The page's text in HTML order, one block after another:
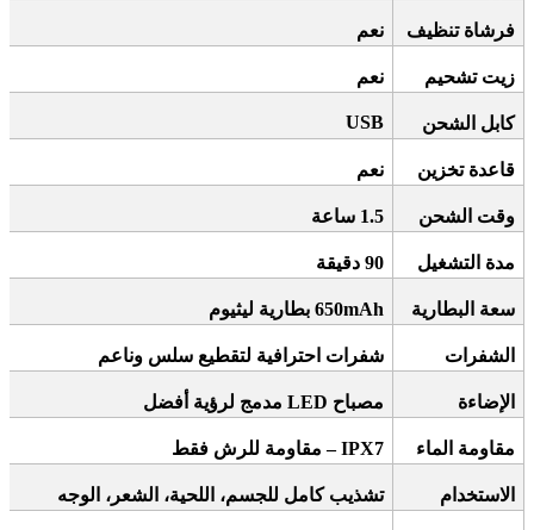
فرشاة تنظيف نعم
زيت تشحيم نعم
كابل الشحن USB
قاعدة تخزين نعم
وقت الشحن 1.5 ساعة
مدة التشغيل 90 دقيقة
سعة البطارية 650mAh بطارية ليثيوم
الشفرات شفرات احترافية لتقطيع سلس وناعم
الإضاءة مصباح مدمج لرؤية أفضل
مقاومة الماء IPX7 – مقاومة للرش فقط
الاستخدام تشذيب كامل للجسم، اللحية، الشعر، الوجه